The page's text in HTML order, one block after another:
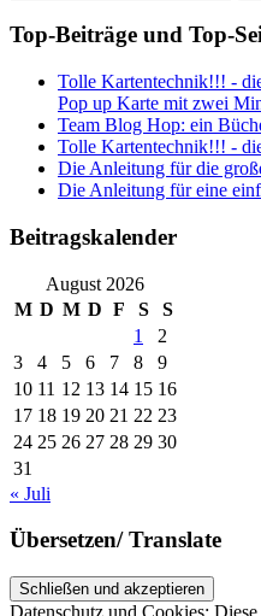
Top-Beiträge und Top-
Tolle Kartentechnik!!! -
Pop up Karte mit zwei
Team Blog Hop: ein
Tolle Kartentechnik!!! -
Die Anleitung für die
Die Anleitung für eine
Beitragskalender
August 2026
M D M D F S
S
1
2
3
4 5 6 7 8
9
10 11 12 13 14 15 16
17 18 19 20 21 22 23
24 25 26 27 28 29 30
31
« Juli
Übersetzen/ Translate
Datenschutz und Cookies: